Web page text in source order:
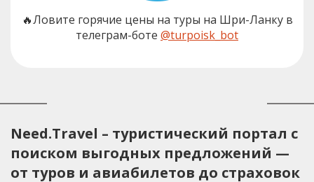
🔥Ловите горячие цены на туры на Шри-Ланку в
телеграм-боте @turpoisk_bot
Need.Travel – туристический портал с
поиском выгодных предложений —
от туров и авиабилетов до страховок